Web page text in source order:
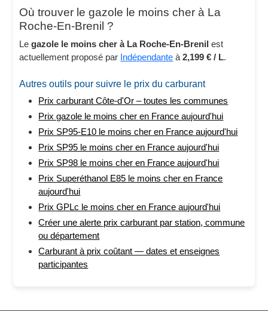
Où trouver le gazole le moins cher à La
Roche-En-Brenil ?
Legazole le moins cher à La Roche-En-Brenil est
actuellement proposé par Indépendante à2,199 € / L.
Autres outils pour suivre le prix du carburant
Prix carburant Côte-d'Or – toutes les communes
Prix gazole le moins cher en France aujourd'hui
Prix SP95-E10 le moins cher en France aujourd'hui
Prix SP95 le moins cher en France aujourd'hui
Prix SP98 le moins cher en France aujourd'hui
Prix Superéthanol E85 le moins cher en France
aujourd'hui
Prix GPLc le moins cher en France aujourd'hui
Créer une alerte prix carburant par station, commune
ou département
Carburant à prix coûtant — dates et enseignes
participantes